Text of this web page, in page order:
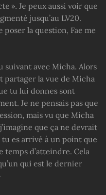
». Je peux aussi voir que
jusqu’au LV20.
poser la question, Fae me
suivant avec Micha. Alors
partager la vue de Micha
tu lui donnes sont
Je ne pensais pas que
mais vu que Micha
que ça ne devrait
tu es arrivé à un point que
d’atteindre. Cela
qui est le dernier